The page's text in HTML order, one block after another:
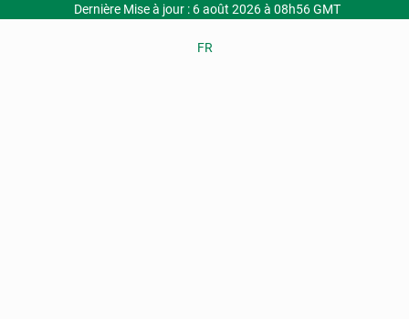
Dernière Mise à jour : 6 août 2026 à 08h56 GMT
FR